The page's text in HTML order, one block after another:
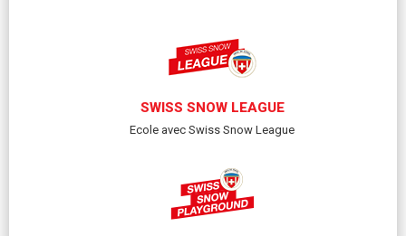
SWISS SNOW LEAGUE
Ecole avec Swiss Snow League